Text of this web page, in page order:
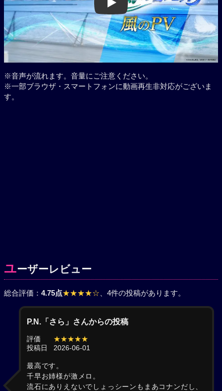
Play
※音声が流れます。音量にご注意ください。
※一部ブラウザ・スマートフォンに動画再生非対応がございま
す。
ユーザーレビュー
総合評価： 4.75点★★★★☆ 、4件の投稿があります。
P.N.「さら」さんからの投稿
評価
★★★★★
投稿日
2026-06-01
最高です。
千早お姉様が激メロ。
流石にありえないでしょっシーンもまあコナンだし、